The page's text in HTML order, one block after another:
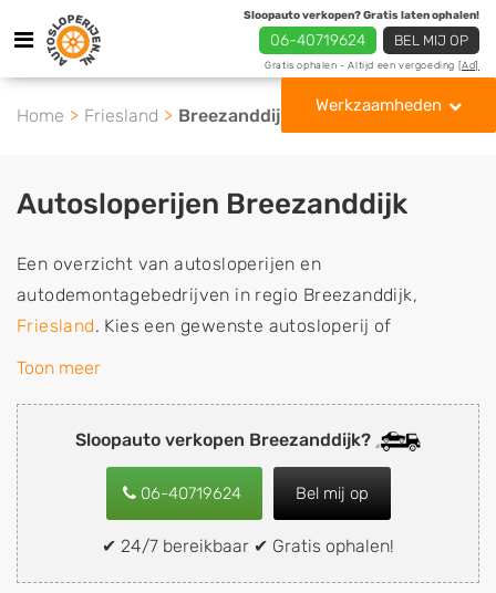
Sloopauto verkopen? Gratis laten ophalen!
06-40719624 BEL MIJ OP
Gratis ophalen - Altijd een vergoeding [Ad]
Werkzaamheden
Home Friesland Breezanddijk
Sloopauto verkopen Breezanddijk?
06-40719624 Bel mij op
✔ 24/7 bereikbaar ✔ Gratis ophalen!
Autosloperijen Breezanddijk
Een overzicht van autosloperijen en
autodemontagebedrijven in regio Breezanddijk,
Friesland. Kies een gewenste autosloperij of
autosloop uit de lijst die gespecialiseerd is in de
onderdelen of in de inkoop van sloopauto's,
schadeauto's en tweedehands auto's (ook zonder apk
keuring). Wilt u uw auto, camper, vrachtwagen, motor
of brommobiel snel en eenvoudig verkopen aan een
demontagebedrijf in de buurt, deze zelf wegbrengen
naar de sloop of deze liever laten ophalen op een
Toon meer